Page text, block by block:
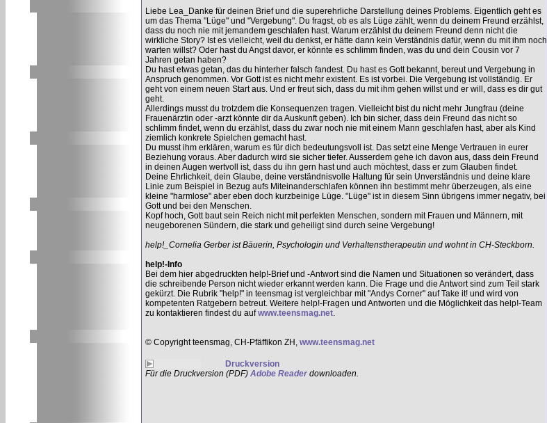
Liebe Lea_Danke für deinen Brief und die superehrliche Darstellung deines Problems. Eigentlich geht es
um das Thema "Lüge" und "Vergebung". Du fragst, ob es als Lüge zählt, wenn du deinem Freund erzählst,
dass du noch nie mit jemandem geschlafen hast. Warum erzählst du deinem Freund denn nicht die
wirkliche Story? Ist es vielleicht, weil du denkst, er hätte dann kein Verständnis dafür, wenn du mit ihm noch
warten willst? Oder hast du Angst davor, er könnte es schlimm finden, was du und dein Cousin vor 7
Jahren getan haben?
Du hast etwas getan, das du hinterher falsch fandest. Du hast es Gott bekannt, bereut und Vergebung in
Anspruch genommen. Vor Gott ist es nicht mehr existent. Es ist vorbei. Die Vergebung ist vollständig. Er
geht von einem neuen Start aus. Und er freut sich, dass du mit ihm gehen willst und er will, dass es dir gut
geht.
Allerdings musst du trotzdem die Konsequenzen tragen. Vielleicht bist du nicht mehr Jungfrau (deine
Frauenärztin oder -arzt könnte dir da Auskunft geben). Ich bin sicher, dass dein Freund das nicht so
schlimm findet, wenn du erzählst, dass du zwar noch nie mit einem Mann geschlafen hast, aber als Kind
ziemlich konkrete Spielchen gemacht hast.
Du musst ihm erklären, warum es für dich bedeutungsvoll ist. Das setzt eine Menge Vertrauen in eurer
Beziehung voraus. Aber dadurch wird sie sicher tiefer. Ausserdem gehe ich davon aus, dass dein Freund
in deinen Augen wertvoll ist, dass du ihn gern hast und auch möchtest, dass er zum Glauben findet.
Deine Ehrlichkeit, dein Glaube, deine verständnisvolle Haltung für sein Unverständnis und deine klare
Linie zum Beispiel in Bezug aufs Miteinanderschlafen können ihn bestimmt mehr überzeugen, als eine
kleine "harmlose" aber eben doch kurzbeinige Lüge. "Lüge" ist in diesem Sinn übrigens immer negativ, bei
Gott und bei den Menschen.
Kopf hoch, Gott baut sein Reich nicht mit perfekten Menschen, sondern mit Frauen und Männern, mit
neugeborenen Sündern, die stark und geheiligt sind durch seine Vergebung!
help!_Cornelia Gerber ist Bäuerin, Psychologin und Verhaltenstherapeutin und wohnt in CH-Steckborn.
help!-Info
Bei dem hier abgedruckten help!-Brief und -Antwort sind die Namen und Situationen so verändert, dass
die schreibende Person nicht wieder erkannt werden kann. Die Frage und die Antwort sind zum Teil stark
gekürzt. Die Rubrik "help!" in teensmag ist vergleichbar mit "Andys Corner" auf Take it! und wird von
kompetenten Ratgebern betreut. Weitere help!-Fragen und Antworten und die Möglichkeit das help!-Team
zu kontaktieren findest du aufwww.teensmag.net.
© Copyright teensmag, CH-Pfäffikon ZH, www.teensmag.net
Druckversion
Für die Druckversion (PDF) Adobe Reader downloaden.